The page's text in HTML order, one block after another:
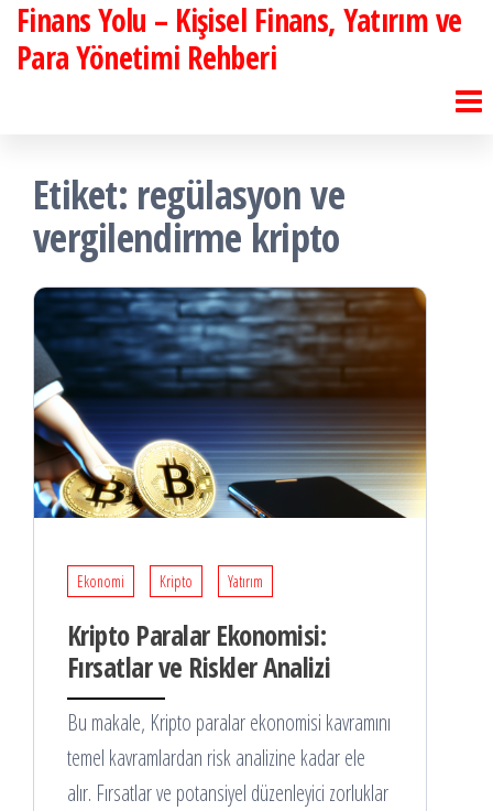
İçeriğe
atla
Finans Yolu – Kişisel Finans, Yatırım ve
Para Yönetimi Rehberi
Etiket: regülasyon ve
vergilendirme kripto
Ekonomi Kripto Yatırım
Kripto Paralar Ekonomisi:
Fırsatlar ve Riskler Analizi
Bu makale, Kripto paralar ekonomisi kavramını
temel kavramlardan risk analizine kadar ele
alır. Fırsatlar ve potansiyel düzenleyici zorluklar